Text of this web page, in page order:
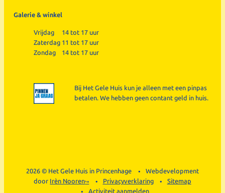
Galerie & winkel
Vrijdag
14 tot 17 uur
Zaterdag 11 tot 17 uur
Zondag
14 tot 17 uur
Bij Het Gele Huis kun je alleen met een pinpas
betalen. We hebben geen contant geld in huis.
2026 © Het Gele Huis in Princenhage
Webdevelopment
door Irèn Nooren Privacyverklaring
Sitemap
Activiteit aanmelden